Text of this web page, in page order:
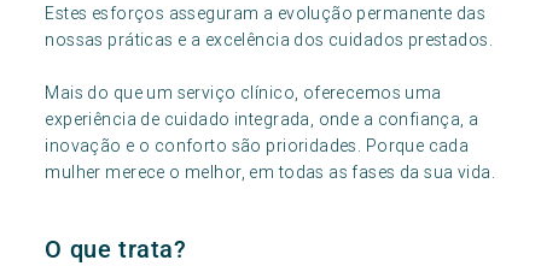
Estes esforços asseguram a evolução permanente das
nossas práticas e a excelência dos cuidados prestados.
Mais do que um serviço clínico, oferecemos uma
experiência de cuidado integrada, onde a confiança, a
inovação e o conforto são prioridades. Porque cada
mulher merece o melhor, em todas as fases da sua vida.
O que trata?